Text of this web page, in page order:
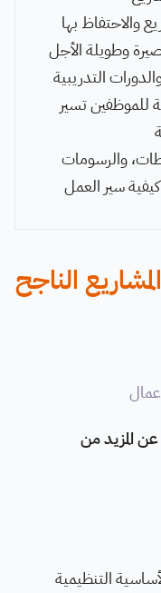
والاحتفاظ بها
وطويلة الأجل
التدريبية
للموظفين تسير
والرسومات
سير العمل
الناجح
عن المزيد من
التنظيمية